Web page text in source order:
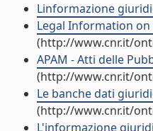
Linformazione
Legal Information on
(http://www.cnr.it/
APAM - Atti delle
(http://www.cnr.it/
Le banche dati
(http://www.cnr.it/
L'informazione